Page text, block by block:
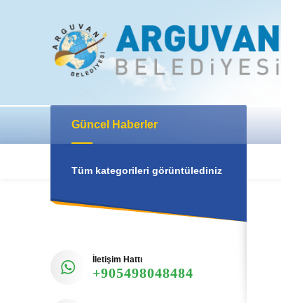
Güncel Haberler
Tüm kategorileri görüntülediniz
İletişim Hattı
+905498048484